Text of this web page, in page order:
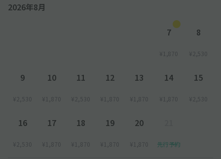
2026年8月
7
¥1,870
8
¥2,530
9
¥2,530
10
¥1,870
11
¥2,530
12
¥1,870
13
¥1,870
14
¥1,870
15
¥2,530
16
¥2,530
17
¥1,870
18
¥1,870
19
¥1,870
20
¥1,870 先行予約